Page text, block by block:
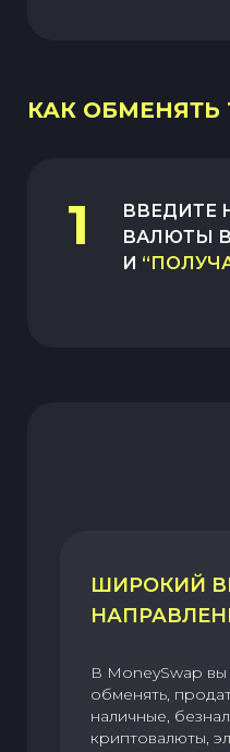
КАК ОБМЕНЯТЬ
1
ВВЕДИТЕ
ВАЛЮТЫ
И
ШИРОКИЙ
В MoneySwap
обменять,
наличные,
криптовалюты,